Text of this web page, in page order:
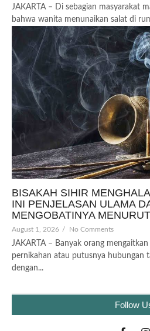
JAKARTA – Di sebagian masyarakat
bahwa wanita menunaikan salat di
BISAKAH SIHIR
INI PENJELASAN ULAMA
MENGOBATINYA
August 1, 2026 / No Comments
JAKARTA – Banyak orang
pernikahan atau putusnya hubungan
dengan...
Follow